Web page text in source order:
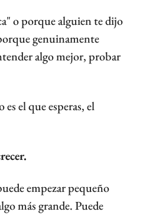
o porque alguien te dijo
genuinamente
algo mejor, probar
el que esperas, el
empezar pequeño
más grande. Puede